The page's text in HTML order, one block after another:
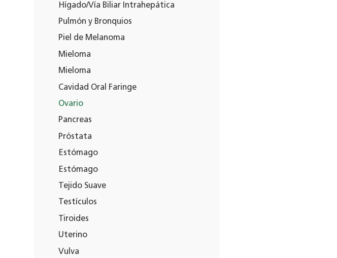
Hígado/Vía Biliar Intrahepática
Pulmón y Bronquios
Piel de Melanoma
Mieloma
Mieloma
Cavidad Oral Faringe
Ovario
Pancreas
Próstata
Estómago
Estómago
Tejido Suave
Testículos
Tiroides
Uterino
Vulva